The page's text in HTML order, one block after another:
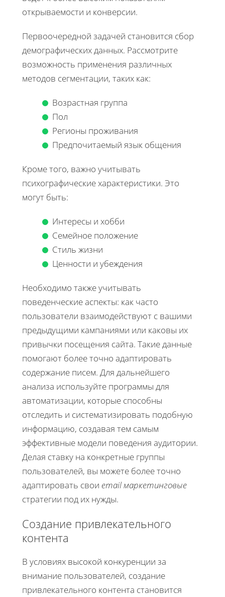
открываемости и конверсии.
Первоочередной задачей становится сбор
демографических данных. Рассмотрите
возможность применения различных
методов сегментации, таких как:
Возрастная группа
Пол
Регионы проживания
Предпочитаемый язык общения
Кроме того, важно учитывать
психографические характеристики. Это
могут быть:
Интересы и хобби
Семейное положение
Стиль жизни
Ценности и убеждения
Необходимо также учитывать
поведенческие аспекты: как часто
пользователи взаимодействуют с вашими
предыдущими кампаниями или каковы их
привычки посещения сайта. Такие данные
помогают более точно адаптировать
содержание писем. Для дальнейшего
анализа используйте программы для
автоматизации, которые способны
отследить и систематизировать подобную
информацию, создавая тем самым
эффективные модели поведения аудитории.
Делая ставку на конкретные группы
пользователей, вы можете более точно
адаптировать свои email маркетинговые
стратегии под их нужды.
Создание привлекательного
контента
В условиях высокой конкуренции за
внимание пользователей, создание
привлекательного контента становится